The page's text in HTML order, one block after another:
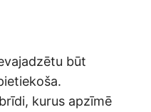
būt
kurus apzīmē